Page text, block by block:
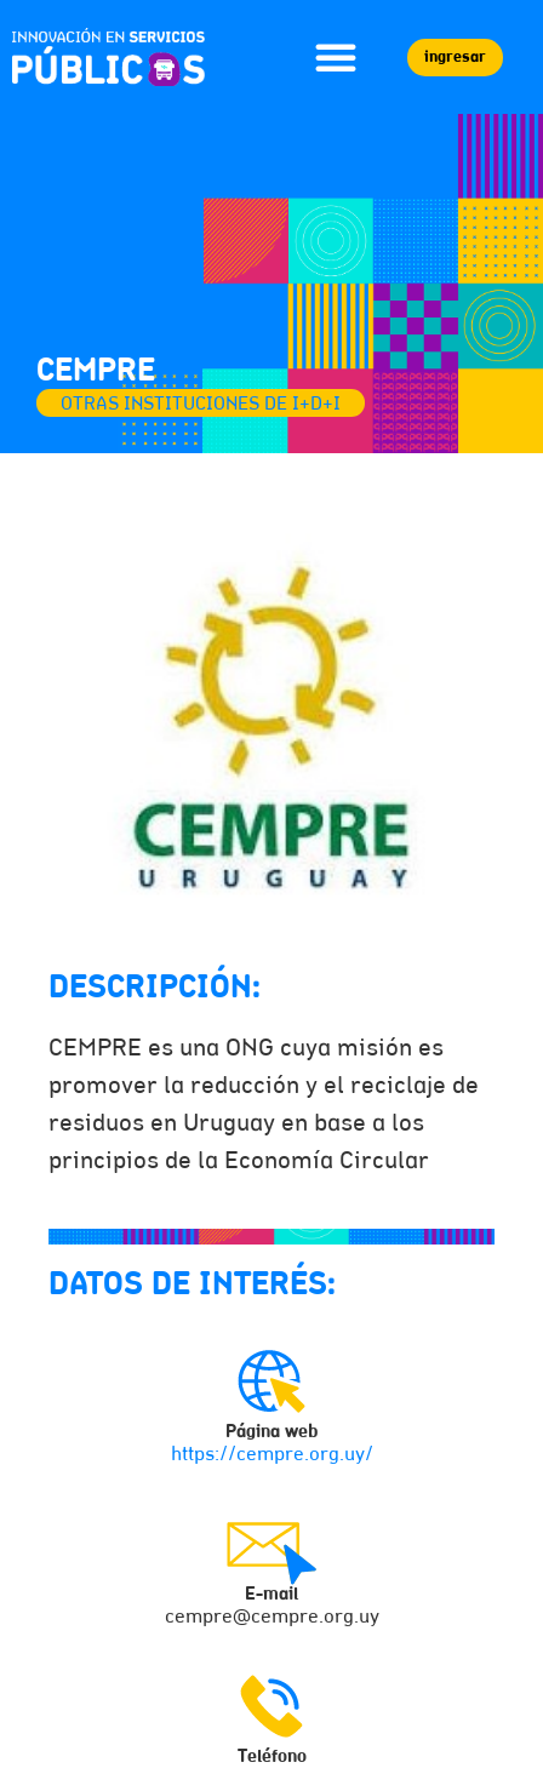
ingresar
CEMPRE
OTRAS INSTITUCIONES DE I+D+I
DESCRIPCIÓN:
CEMPRE es una ONG cuya misión es
promover la reducción y el reciclaje de
residuos en Uruguay en base a los
principios de la Economía Circular
DATOS DE INTERÉS:
Página web
https://cempre.org.uy/
E-mail
cempre@cempre.org.uy
Teléfono